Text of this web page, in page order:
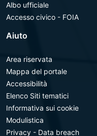
Albo ufficiale
Accesso civico - FOIA
Aiuto
Area riservata
Mappa del portale
Accessibilità
Elenco Siti tematici
Informativa sui cookie
Modulistica
Privacy - Data breach